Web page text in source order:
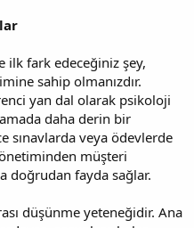
ilk fark edeceğiniz şey,
sahip olmanızdır.
yan dal olarak psikoloji
daha derin bir
sınavlarda veya ödevlerde
müşteri
doğrudan fayda sağlar.
düşünme yeteneğidir. Ana